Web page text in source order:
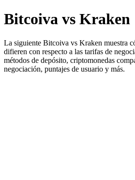
Bitcoiva vs Kraken
La siguiente Bitcoiva vs Kraken muestra
difieren con respecto a las tarifas de
métodos de depósito, criptomonedas
negociación, puntajes de usuario y más.